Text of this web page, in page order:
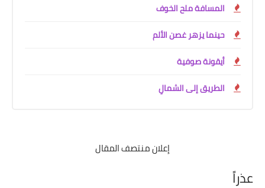
المسافة ملح الخوف
حينما يزهر غصن الألم
أيقونة صوفية
الطريق إلى الشمالِ
إعلان منتصف المقال
عذراً